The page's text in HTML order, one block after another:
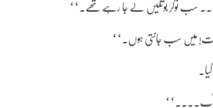
سب نوکر بوتلیں لے جا رہے تھے۔‘‘
میں سب جانتی ہوں۔‘‘
جی آپ....‘‘